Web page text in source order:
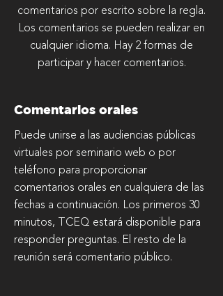
comentarios por escrito sobre la regla.
Los comentarios se pueden realizar en
cualquier idioma. Hay 2 formas de
participar y hacer comentarios.
Comentarios orales
Puede unirse a las audiencias públicas
virtuales por seminario web o por
teléfono para proporcionar
comentarios orales en cualquiera de las
fechas a continuación. Los primeros 30
minutos, TCEQ estará disponible para
responder preguntas. El resto de la
reunión será comentario público.